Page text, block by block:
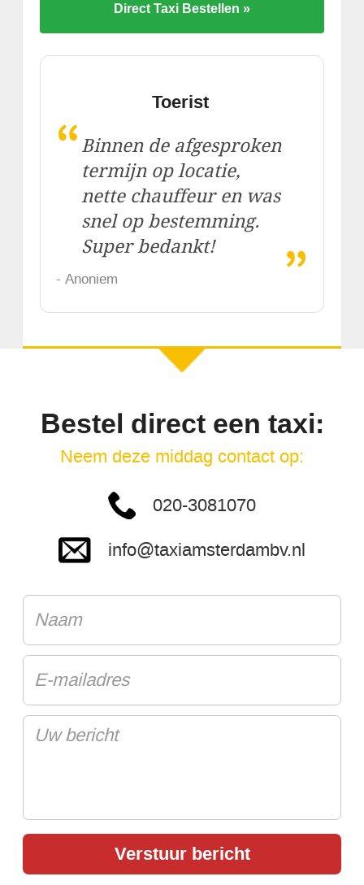
Direct Taxi Bestellen »
Toerist
“ Binnen de afgesproken
termijn op locatie,
nette chauffeur en was
snel op bestemming.
Super bedankt!
„
- Anoniem
Bestel direct een taxi:
Neem deze middag contact op:
020-3081070
info@taxiamsterdambv.nl